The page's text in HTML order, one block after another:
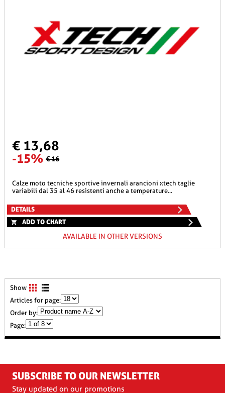
€ 13,68
-15% € 16
calze moto tecniche sportive invernali arancioni xtech taglie
variabili dal 35 al 46 resistenti anche a temperature...
DETAILS
ADD TO CHART
AVAILABLE IN OTHER VERSIONS
Show
Articles for page:
Order by:
Page:
SUBSCRIBE TO OUR NEWSLETTER
Stay updated on our promotions